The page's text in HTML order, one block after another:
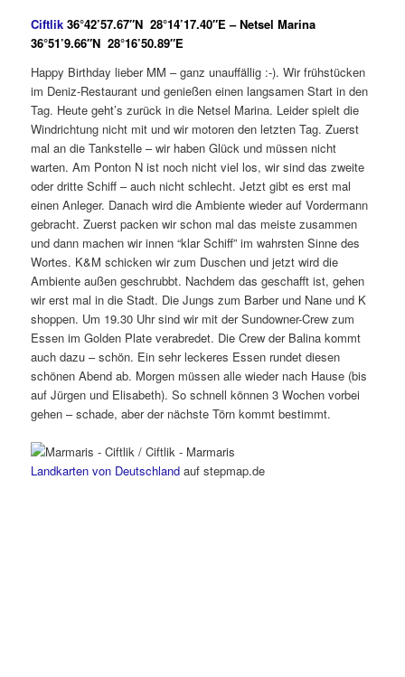
Ciftlik 36°42’57.67″N 28°14’17.40″E – Netsel Marina
36°51’9.66″N 28°16’50.89″E
Happy Birthday lieber MM – ganz unauffällig :-). Wir frühstücken
im Deniz-Restaurant und genießen einen langsamen Start in den
Tag. Heute geht’s zurück in die Netsel Marina. Leider spielt die
Windrichtung nicht mit und wir motoren den letzten Tag. Zuerst
mal an die Tankstelle – wir haben Glück und müssen nicht
warten. Am Ponton N ist noch nicht viel los, wir sind das zweite
oder dritte Schiff – auch nicht schlecht. Jetzt gibt es erst mal
einen Anleger. Danach wird die Ambiente wieder auf Vordermann
gebracht. Zuerst packen wir schon mal das meiste zusammen
und dann machen wir innen “klar Schiff” im wahrsten Sinne des
Wortes. K&M schicken wir zum Duschen und jetzt wird die
Ambiente außen geschrubbt. Nachdem das geschafft ist, gehen
wir erst mal in die Stadt. Die Jungs zum Barber und Nane und K
shoppen. Um 19.30 Uhr sind wir mit der Sundowner-Crew zum
Essen im Golden Plate verabredet. Die Crew der Balina kommt
auch dazu – schön. Ein sehr leckeres Essen rundet diesen
schönen Abend ab. Morgen müssen alle wieder nach Hause (bis
auf Jürgen und Elisabeth). So schnell können 3 Wochen vorbei
gehen – schade, aber der nächste Törn kommt bestimmt.
Landkarten von Deutschland auf stepmap.de